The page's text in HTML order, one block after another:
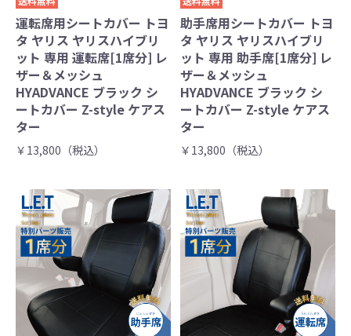
運転席用シートカバー トヨ
タ ヤリス ヤリスハイブリ
ット 専用 運転席[1席分] レ
ザー＆メッシュ
HYADVANCE ブラック シ
ートカバー Z-style ケアス
ター
￥13,800（税込）
助手席用シートカバー トヨ
タ ヤリス ヤリスハイブリ
ット 専用 助手席[1席分] レ
ザー＆メッシュ
HYADVANCE ブラック シ
ートカバー Z-style ケアス
ター
￥13,800（税込）